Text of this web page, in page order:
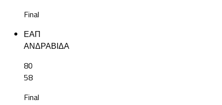
Final
ΕΑΠ
ΑΝΔΡΑΒΙΔΑ
80
58
Final